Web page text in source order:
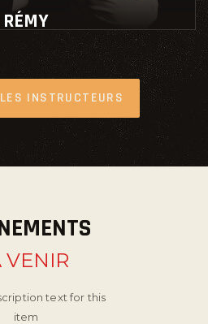
RÉMY
école
INSTRUCTEURS
VENIR
text for this
item